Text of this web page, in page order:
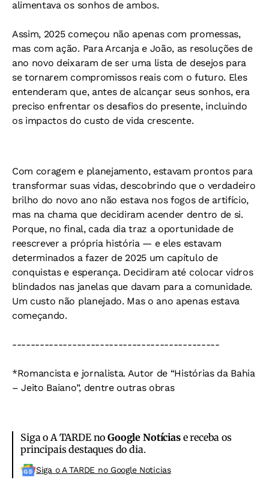
alimentava os sonhos de ambos.
Assim, 2025 começou não apenas com promessas,
mas com ação. Para Arcanja e João, as resoluções de
ano novo deixaram de ser uma lista de desejos para
se tornarem compromissos reais com o futuro. Eles
entenderam que, antes de alcançar seus sonhos, era
preciso enfrentar os desafios do presente, incluindo
os impactos do custo de vida crescente.
Com coragem e planejamento, estavam prontos para
transformar suas vidas, descobrindo que o verdadeiro
brilho do novo ano não estava nos fogos de artifício,
mas na chama que decidiram acender dentro de si.
Porque, no final, cada dia traz a oportunidade de
reescrever a própria história — e eles estavam
determinados a fazer de 2025 um capítulo de
conquistas e esperança. Decidiram até colocar vidros
blindados nas janelas que davam para a comunidade.
Um custo não planejado. Mas o ano apenas estava
começando.
---------------------------------------------
*Romancista e jornalista. Autor de “Histórias da Bahia
– Jeito Baiano”, dentre outras obras
Siga o A TARDE noGoogle Notíciase receba os
principais destaques do dia.
Siga o A TARDE no Google Noticias